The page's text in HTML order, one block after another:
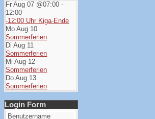
Fr Aug 07 @07:00 -
12:00
-12:00 Uhr Kiga-Ende
Mo Aug 10
Sommerferien
Di Aug 11
Sommerferien
Mi Aug 12
Sommerferien
Do Aug 13
Sommerferien
Login Form
Benutzername